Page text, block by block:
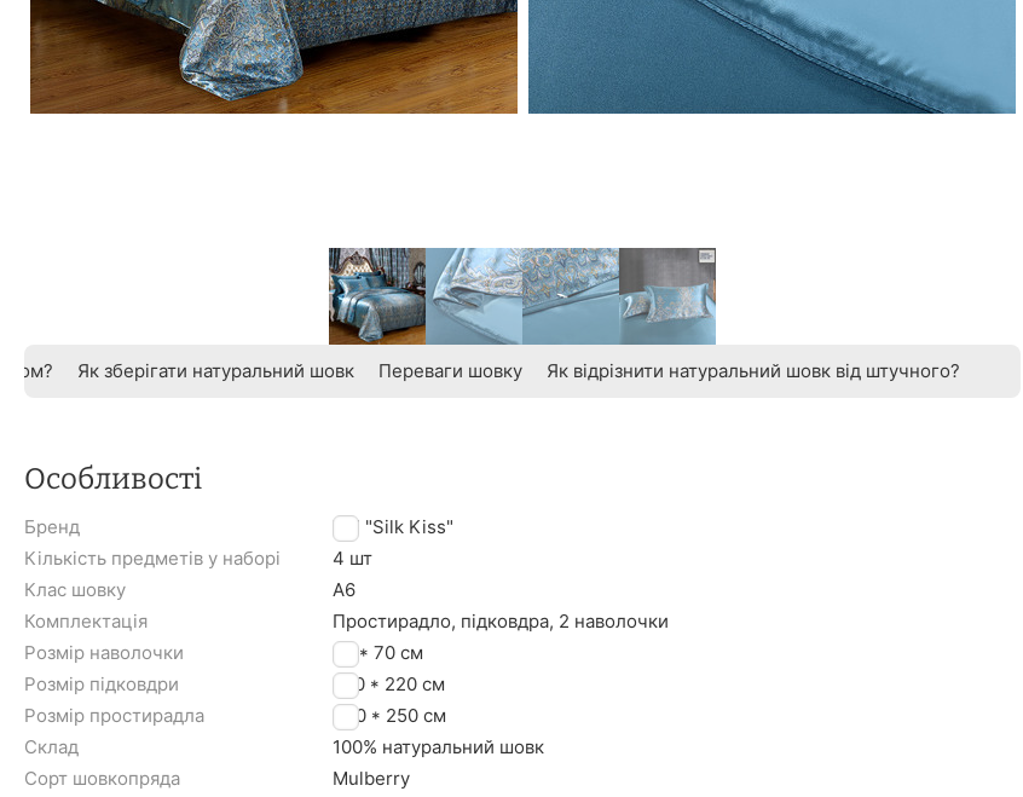
Як зберігати натуральний шовк Переваги шовку Як відрізнити натуральний шовк від штучного?
Особливості
Бренд
TM "Silk Kiss"
Кількість предметів у наборі
4 шт
Клас шовку
A6
Комплектація
Простирадло, підковдра, 2 наволочки
Розмір наволочки
50 * 70 см
Розмір підковдри
200 * 220 см
Розмір простирадла
230 * 250 см
Склад
100% натуральний шовк
Сорт шовкопряда
Mulberry